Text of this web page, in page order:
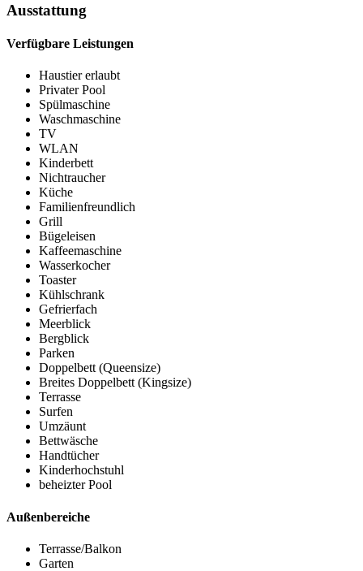
Ausstattung
Verfügbare Leistungen
Haustier erlaubt
Privater Pool
Spülmaschine
Waschmaschine
TV
WLAN
Kinderbett
Nichtraucher
Küche
Familienfreundlich
Grill
Bügeleisen
Kaffeemaschine
Wasserkocher
Toaster
Kühlschrank
Gefrierfach
Meerblick
Bergblick
Parken
Doppelbett (Queensize)
Breites Doppelbett (Kingsize)
Terrasse
Surfen
Umzäunt
Bettwäsche
Handtücher
Kinderhochstuhl
beheizter Pool
Außenbereiche
Terrasse/Balkon
Garten